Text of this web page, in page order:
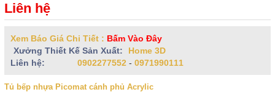
Liên hệ
Xem Báo Giá Chi Tiết : Bấm Vào Đây
Xưởng Thiết Kế Sản Xuất:
Home 3D
Liên hệ:
0902277552 - 0971990111
Tủ bếp nhựa Picomat cánh phủ Acrylic